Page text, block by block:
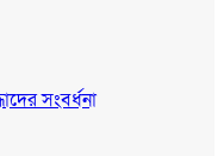
সংবর্ধনা